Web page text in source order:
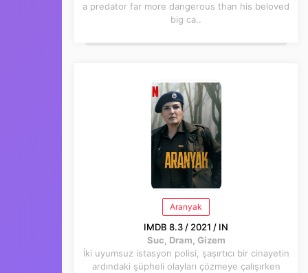
a predator far more dangerous than his beloved
big ca..
Aranyak
IMDB 8.3 / 2021 / IN
Suc, Dram, Gizem
İki uyumsuz istasyon polisi, şaşırtıcı bir cinayetin
ardındaki şüpheli olayları çözmeye çalışırken